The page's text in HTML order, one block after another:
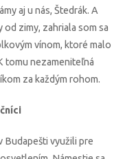
aj u nás, Štedrák. A
zimy, zahriala som sa
vínom, ktoré malo
tomu nezameniteľná
za každým rohom.
Budapešti využili pre